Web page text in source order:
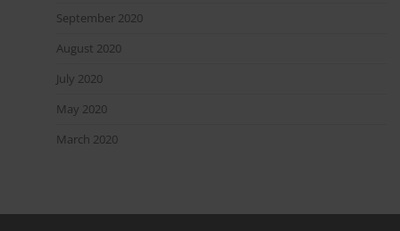
September 2020
August 2020
July 2020
May 2020
March 2020